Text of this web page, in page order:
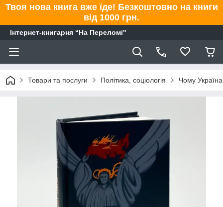
Твоя нова книга вже їде! Безкоштовно на книги
від 1000 грн.
Інтернет-книгарня “На Переломі"
Товари та послуги Політика, соціологія Чому